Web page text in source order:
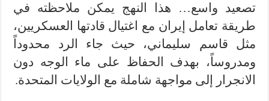
تصعيد واسع… هذا النهج يمكن ملاحظته في
طريقة تعامل إيران مع اغتيال قادتها العسكريين،
مثل قاسم سليماني، حيث جاء الرد محدوداً
ومدروساً، بهدف الحفاظ على ماء الوجه دون
الانجرار إلى مواجهة شاملة مع الولايات المتحدة.